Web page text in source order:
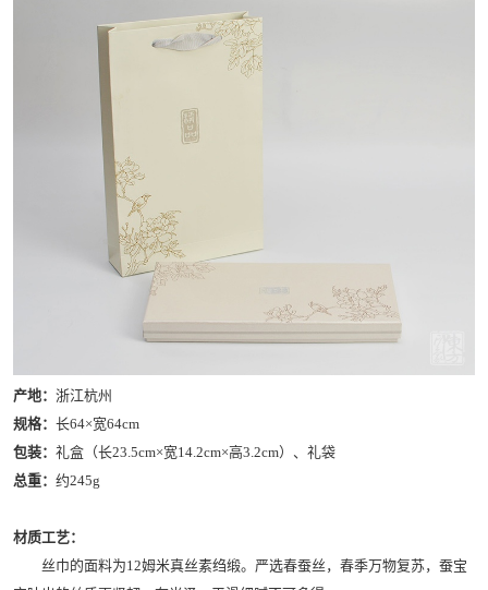
产地： 浙江杭州
规格： 长64×宽64cm
包装： 礼盒（长23.5cm×宽14.2cm×高3.2cm）、礼袋
总重： 约245g
材质工艺：
丝巾的面料为12姆米真丝素绉缎。严选春蚕丝，春季万物复苏，蚕宝